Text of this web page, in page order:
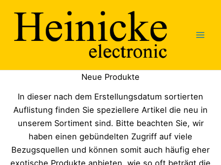
Inhalt
Neue Produkte
In dieser nach dem Erstellungsdatum sortierten
Auflistung finden Sie speziellere Artikel die neu in
unserem Sortiment sind. Bitte beachten Sie, wir
haben einen gebündelten Zugriff auf viele
Bezugsquellen und können somit auch häufig eher
exotische Produkte anbieten, wie so oft beträgt die